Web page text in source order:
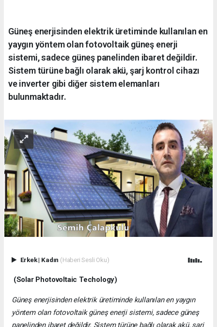
Güneş enerjisinden elektrik üretiminde kullanılan en
yaygın yöntem olan fotovoltaik güneş enerji
sistemi, sadece güneş panelinden ibaret değildir.
Sistem türüne bağlı olarak akü, şarj kontrol cihazı
ve inverter gibi diğer sistem elemanları
bulunmaktadır.
Erkek| Kadın (Haberi Sesli Oku)
(Solar Photovoltaic Techology)
Güneş enerjisinden elektrik üretiminde kullanılan en yaygın
yöntem olan fotovoltaik güneş enerji sistemi, sadece güneş
panelinden ibaret değildir. Sistem türüne bağlı olarak akü, şarj